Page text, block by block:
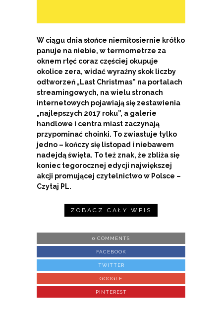
W ciągu dnia słońce niemiłosiernie krótko
panuje na niebie, w termometrze za
oknem rtęć coraz częściej okupuje
okolice zera, widać wyraźny skok liczby
odtworzeń „Last Christmas” na portalach
streamingowych, na wielu stronach
internetowych pojawiają się zestawienia
„najlepszych 2017 roku”, a galerie
handlowe i centra miast zaczynają
przypominać choinki. To zwiastuje tylko
jedno – kończy się listopad i niebawem
nadejdą święta. To też znak, że zbliża się
koniec tegorocznej edycji największej
akcji promującej czytelnictwo w Polsce –
Czytaj PL.
ZOBACZ CAŁY WPIS
0 COMMENTS
FACEBOOK
TWITTER
GOOGLE
PINTEREST